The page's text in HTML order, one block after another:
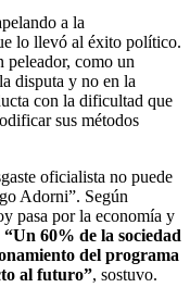
a la
lo llevó al éxito político.
peleador, como un
disputa y no en la
con la dificultad que
sus métodos
oficialista no puede
Adorni”. Según
pasa por la economía y
“Un 60% de la sociedad
del programa
al futuro”, sostuvo.